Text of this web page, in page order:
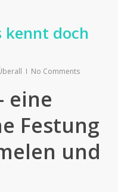
kennt doch
No Comments
eine
Festung
und